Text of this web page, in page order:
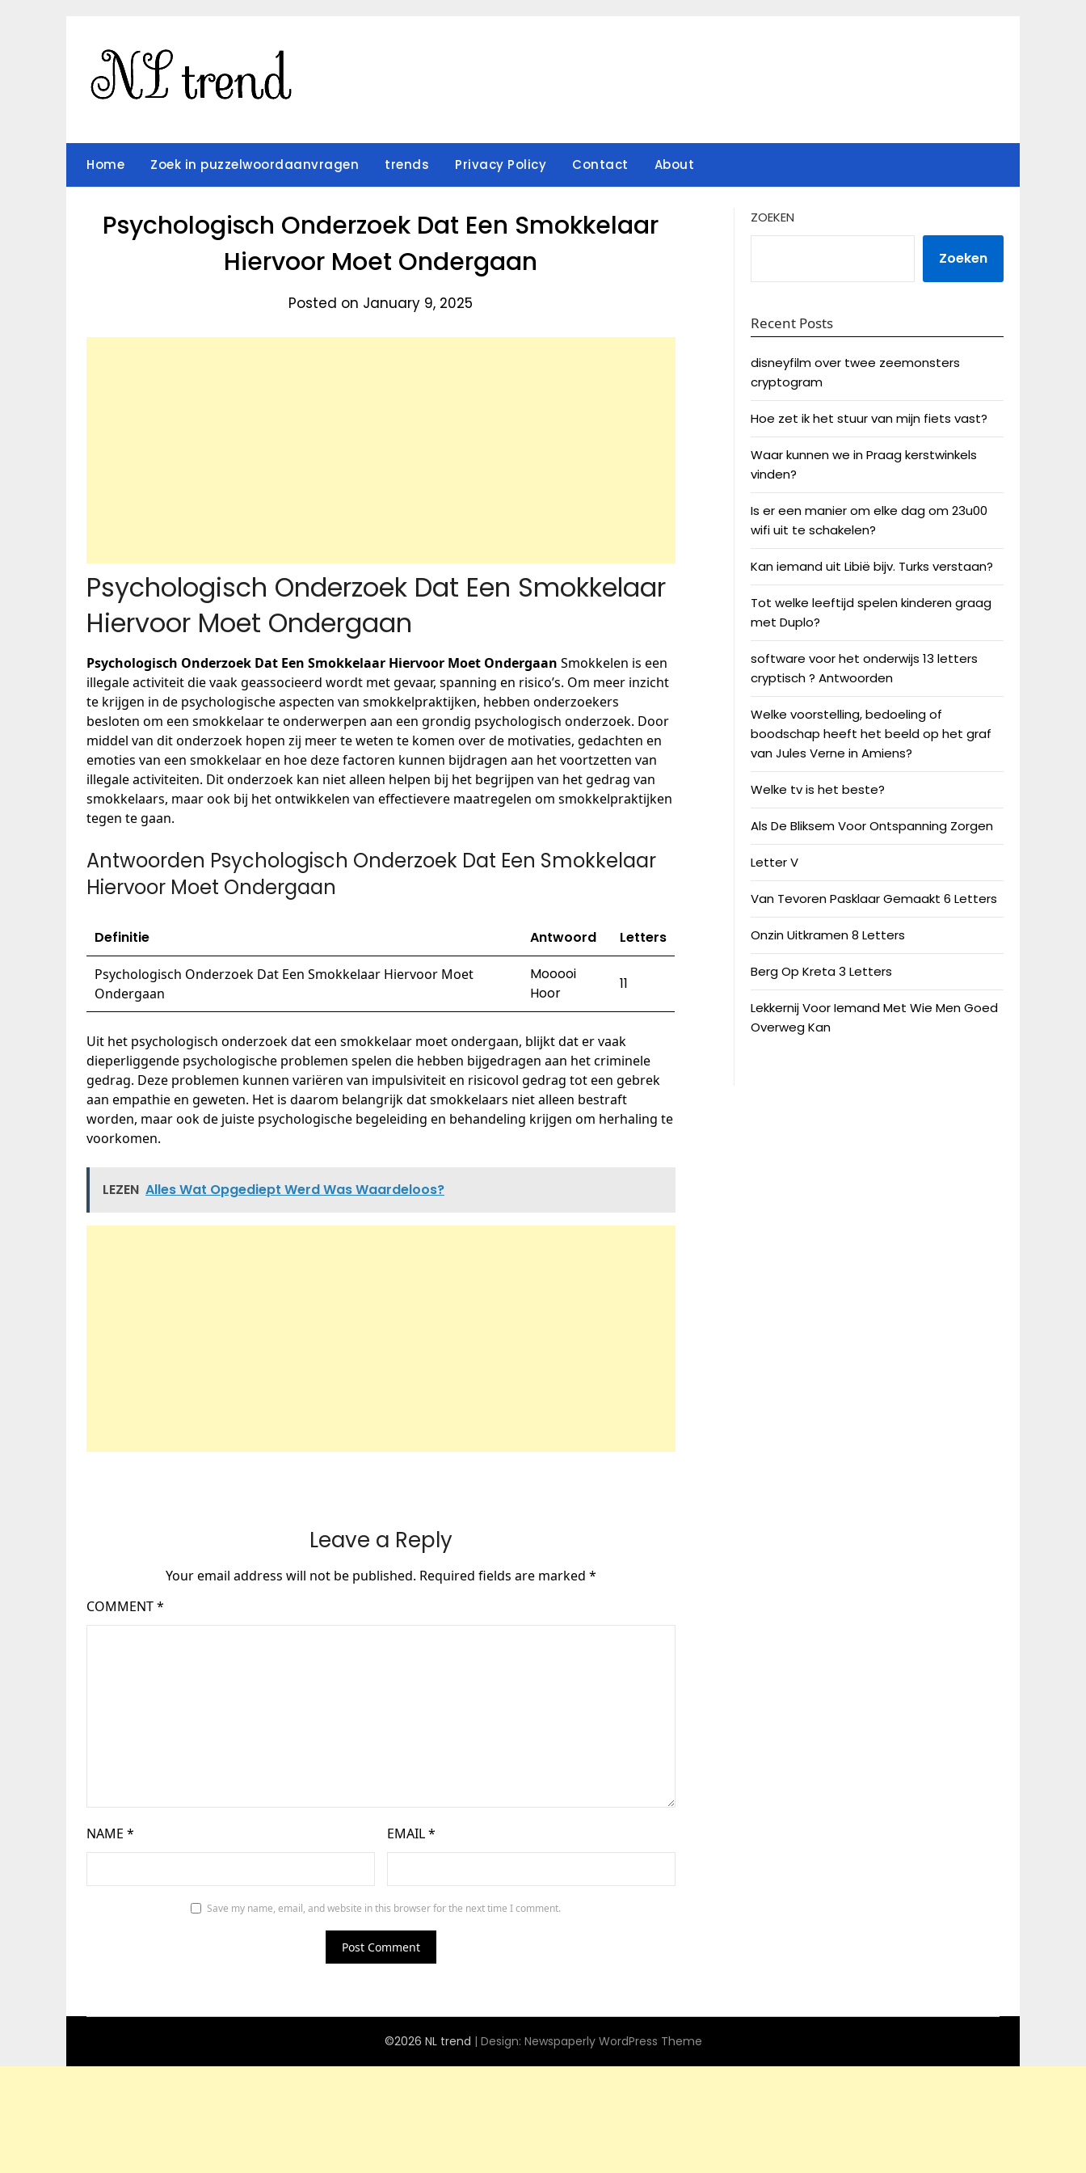
Home Zoek in puzzelwoordaanvragen trends Privacy Policy Contact About
Psychologisch Onderzoek Dat Een Smokkelaar
Hiervoor Moet Ondergaan
Posted on January 9, 2025
Psychologisch Onderzoek Dat Een Smokkelaar
Hiervoor Moet Ondergaan
Psychologisch Onderzoek Dat Een Smokkelaar Hiervoor Moet Ondergaan Smokkelen is een
illegale activiteit die vaak geassocieerd wordt met gevaar, spanning en risico’s. Om meer inzicht
te krijgen in de psychologische aspecten van smokkelpraktijken, hebben onderzoekers
besloten om een smokkelaar te onderwerpen aan een grondig psychologisch onderzoek. Door
middel van dit onderzoek hopen zij meer te weten te komen over de motivaties, gedachten en
emoties van een smokkelaar en hoe deze factoren kunnen bijdragen aan het voortzetten van
illegale activiteiten. Dit onderzoek kan niet alleen helpen bij het begrijpen van het gedrag van
smokkelaars, maar ook bij het ontwikkelen van effectievere maatregelen om smokkelpraktijken
tegen te gaan.
Antwoorden Psychologisch Onderzoek Dat Een Smokkelaar
Hiervoor Moet Ondergaan
Definitie Antwoord Letters
Psychologisch Onderzoek Dat Een Smokkelaar Hiervoor Moet
Ondergaan
Mooooi
Hoor
11
Uit het psychologisch onderzoek dat een smokkelaar moet ondergaan, blijkt dat er vaak
dieperliggende psychologische problemen spelen die hebben bijgedragen aan het criminele
gedrag. Deze problemen kunnen variëren van impulsiviteit en risicovol gedrag tot een gebrek
aan empathie en geweten. Het is daarom belangrijk dat smokkelaars niet alleen bestraft
worden, maar ook de juiste psychologische begeleiding en behandeling krijgen om herhaling te
voorkomen.
LEZEN Alles Wat Opgediept Werd Was Waardeloos?
Leave a Reply
Your email address will not be published. Required fields are marked *
COMMENT*
NAME * EMAIL*
Save my name, email, and website in this browser for the next time I comment.
ZOEKEN
Zoeken
Recent Posts
disneyfilm over twee zeemonsters
cryptogram
Hoe zet ik het stuur van mijn fiets vast?
Waar kunnen we in Praag kerstwinkels
vinden?
Is er een manier om elke dag om 23u00
wifi uit te schakelen?
Kan iemand uit Libië bijv. Turks verstaan?
Tot welke leeftijd spelen kinderen graag
met Duplo?
software voor het onderwijs 13 letters
cryptisch ? Antwoorden
Welke voorstelling, bedoeling of
boodschap heeft het beeld op het graf
van Jules Verne in Amiens?
Welke tv is het beste?
Als De Bliksem Voor Ontspanning Zorgen
Letter V
Van Tevoren Pasklaar Gemaakt 6 Letters
Onzin Uitkramen 8 Letters
Berg Op Kreta 3 Letters
Lekkernij Voor Iemand Met Wie Men Goed
Overweg Kan
©2026 NL trend | Design: Newspaperly WordPress Theme